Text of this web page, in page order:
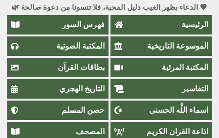
💖 الدعاء بظهر الغيب دليل المحبة، فلا تنسونا من دعوة صالحة 🌿
الرئيسية فهرس السور
الموسوعة التاريخية المكتبة الصوتية
المكتبة المرئية بطاقات القرآن
التفاسير التاريخ الهجري
اسماء اللَّٰه الحسنى حصن المسلم
اذاعة القران الكريم المصحف